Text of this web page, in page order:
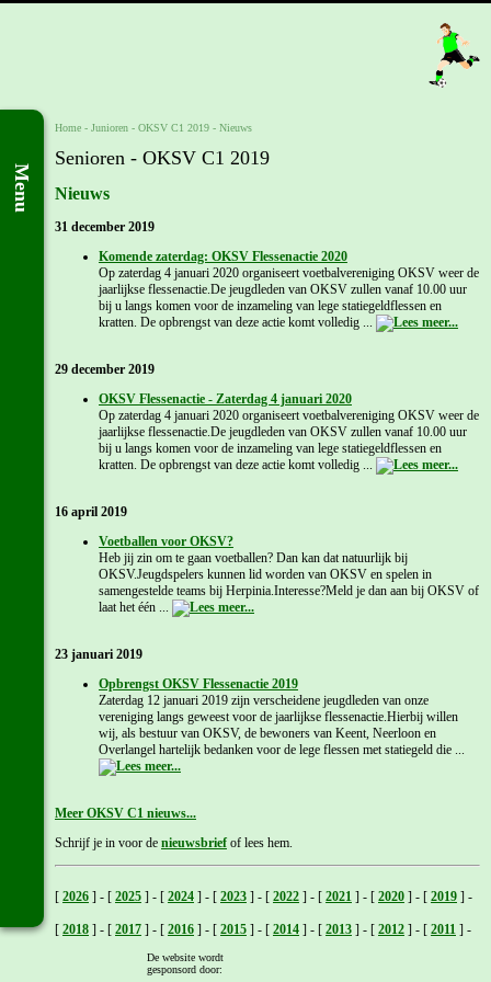
Menu
Home - Junioren - OKSV C1 2019 - Nieuws
Senioren - OKSV C1 2019
Nieuws
31 december 2019
Komende zaterdag: OKSV Flessenactie 2020
Op zaterdag 4 januari 2020 organiseert voetbalvereniging OKSV weer de
jaarlijkse flessenactie.De jeugdleden van OKSV zullen vanaf 10.00 uur
bij u langs komen voor de inzameling van lege statiegeldflessen en
kratten. De opbrengst van deze actie komt volledig ...
29 december 2019
OKSV Flessenactie - Zaterdag 4 januari 2020
Op zaterdag 4 januari 2020 organiseert voetbalvereniging OKSV weer de
jaarlijkse flessenactie.De jeugdleden van OKSV zullen vanaf 10.00 uur
bij u langs komen voor de inzameling van lege statiegeldflessen en
kratten. De opbrengst van deze actie komt volledig ...
16 april 2019
Voetballen voor OKSV?
Heb jij zin om te gaan voetballen? Dan kan dat natuurlijk bij
OKSV.Jeugdspelers kunnen lid worden van OKSV en spelen in
samengestelde teams bij Herpinia.Interesse?Meld je dan aan bij OKSV of
laat het één ...
23 januari 2019
Opbrengst OKSV Flessenactie 2019
Zaterdag 12 januari 2019 zijn verscheidene jeugdleden van onze
vereniging langs geweest voor de jaarlijkse flessenactie.Hierbij willen
wij, als bestuur van OKSV, de bewoners van Keent, Neerloon en
Overlangel hartelijk bedanken voor de lege flessen met statiegeld die ...
Meer OKSV C1 nieuws...
Schrijf je in voor de nieuwsbrief of lees hem.
[ 2026 ] - [ 2025 ] - [ 2024 ] - [ 2023 ] - [ 2022 ] - [ 2021 ] - [ 2020 ] - [ 2019 ] -
[ 2018 ] - [ 2017 ] - [ 2016 ] - [ 2015 ] - [ 2014 ] - [ 2013 ] - [ 2012 ] - [ 2011 ] -
]- [2008]-[2007
De website wordt
gesponsord door: